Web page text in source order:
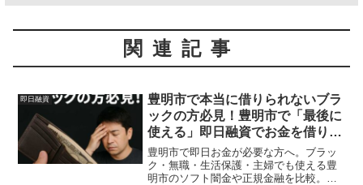
関連記事
即日融資
豊明市で本当に借りられないブラ
ックの方必見！豊明市で「最後に
使える」即日融資でお金を借りる
方法を紹介！
豊明市で即日お金が必要な方へ。ブラッ
ク・無職・生活保護・主婦でも使える豊
明市のソフト闇金や正規金融を比較。安